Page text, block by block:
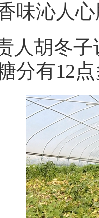
味沁人
人胡冬
分有12